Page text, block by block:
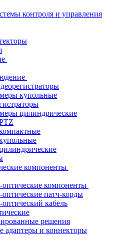
контроля и управления
купольные
цилиндрические
компоненты
компоненты
патч-корды
кабель
решения
адаптеры и коннекторы